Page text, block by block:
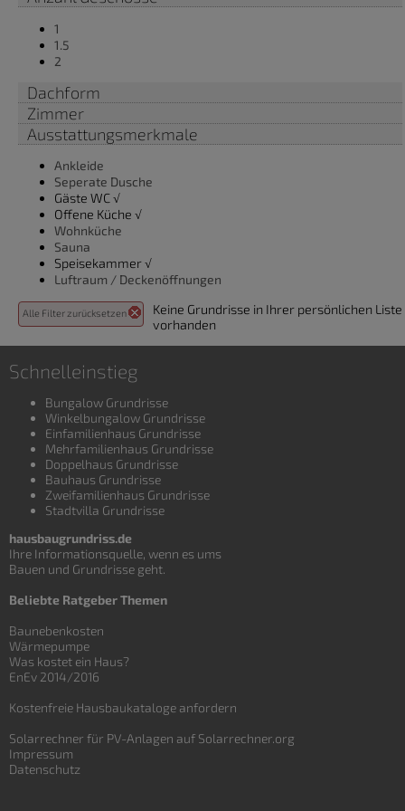
1
1.5
2
Dachform
Zimmer
Ausstattungsmerkmale
Ankleide
Seperate Dusche
Gäste WC √
Offene Küche √
Wohnküche
Sauna
Speisekammer √
Luftraum / Deckenöffnungen
Alle Filter zurücksetzen
Keine Grundrisse in Ihrer persönlichen Liste
vorhanden
Schnelleinstieg
Bungalow Grundrisse
Winkelbungalow Grundrisse
Einfamilienhaus Grundrisse
Mehrfamilienhaus Grundrisse
Doppelhaus Grundrisse
Bauhaus Grundrisse
Zweifamilienhaus Grundrisse
Stadtvilla Grundrisse
hausbaugrundriss.de
Ihre Informationsquelle, wenn es ums
Bauen und Grundrisse geht.
Beliebte Ratgeber Themen
Baunebenkosten
Wärmepumpe
Was kostet ein Haus?
EnEv 2014/2016
Kostenfreie Hausbaukataloge anfordern
Solarrechner für PV-Anlagen auf Solarrechner.org
Impressum
Datenschutz